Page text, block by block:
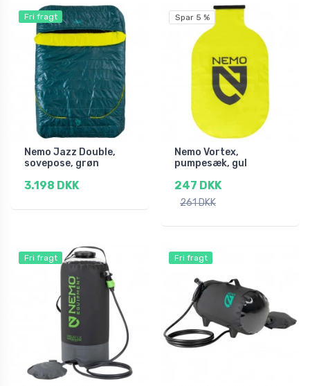
Fri fragt
Nemo Jazz Double,
sovepose, grøn
3.198 DKK
Spar 5 %
Nemo Vortex,
pumpesæk, gul
247 DKK
261 DKK
Fri fragt Fri fragt